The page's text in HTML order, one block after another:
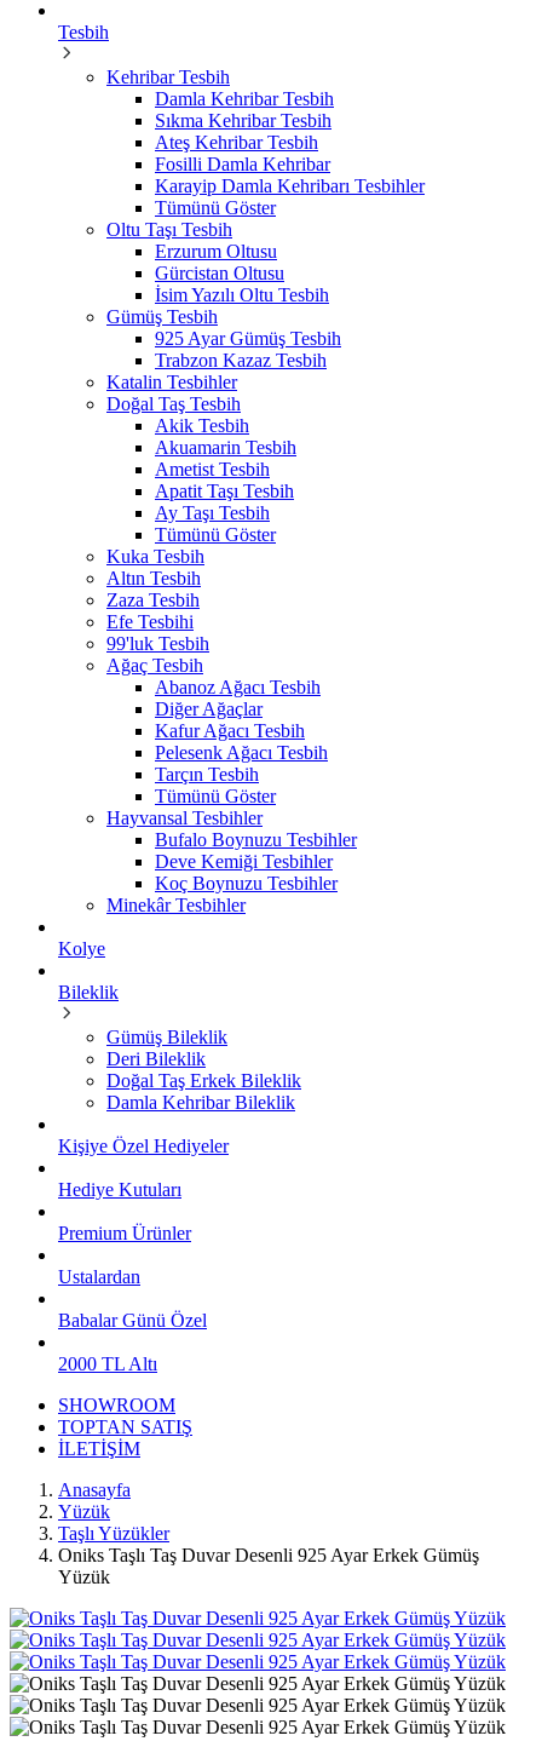
Tesbih
Kehribar Tesbih
Damla Kehribar Tesbih
Sıkma Kehribar Tesbih
Ateş Kehribar Tesbih
Fosilli Damla Kehribar
Karayip Damla Kehribarı Tesbihler
Tümünü Göster
Oltu Taşı Tesbih
Erzurum Oltusu
Gürcistan Oltusu
İsim Yazılı Oltu Tesbih
Gümüş Tesbih
925 Ayar Gümüş Tesbih
Trabzon Kazaz Tesbih
Katalin Tesbihler
Doğal Taş Tesbih
Akik Tesbih
Akuamarin Tesbih
Ametist Tesbih
Apatit Taşı Tesbih
Ay Taşı Tesbih
Tümünü Göster
Kuka Tesbih
Altın Tesbih
Zaza Tesbih
Efe Tesbihi
99'luk Tesbih
Ağaç Tesbih
Abanoz Ağacı Tesbih
Diğer Ağaçlar
Kafur Ağacı Tesbih
Pelesenk Ağacı Tesbih
Tarçın Tesbih
Tümünü Göster
Hayvansal Tesbihler
Bufalo Boynuzu Tesbihler
Deve Kemiği Tesbihler
Koç Boynuzu Tesbihler
Minekâr Tesbihler
Kolye
Bileklik
Gümüş Bileklik
Deri Bileklik
Doğal Taş Erkek Bileklik
Damla Kehribar Bileklik
Kişiye Özel Hediyeler
Hediye Kutuları
Premium Ürünler
Ustalardan
Babalar Günü Özel
2000 TL Altı
SHOWROOM
TOPTAN SATIŞ
İLETİŞİM
Anasayfa
Yüzük
Taşlı Yüzükler
Oniks Taşlı Taş Duvar Desenli 925 Ayar Erkek Gümüş
Yüzük